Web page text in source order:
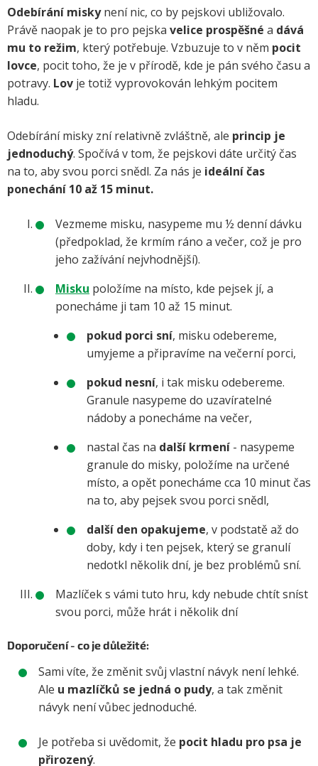
Odebírání miskynení nic, co by pejskovi ubližovalo.
Právě naopak je to pro pejska velice prospěšné a dává
mu to režim, který potřebuje. Vzbuzuje to v něm pocit
lovce, pocit toho, že je v přírodě, kde je pán svého času a
potravy. Lov je totiž vyprovokován lehkým pocitem
hladu.
Odebírání misky zní relativně zvláštně, ale princip je
jednoduchý. Spočívá v tom, že pejskovi dáte určitý čas
na to, aby svou porci snědl. Za nás je ideální čas
ponechání 10 až 15 minut.
Vezmeme misku, nasypeme mu ½ denní dávku
(předpoklad, že krmím ráno a večer, což je pro
jeho zažívání nejvhodnější).
Misku položíme na místo, kde pejsek jí, a
ponecháme ji tam 10 až 15 minut.
pokud porci sní, misku odebereme,
umyjeme a připravíme na večerní porci,
pokud nesní, i tak misku odebereme.
Granule nasypeme do uzavíratelné
nádoby a ponecháme na večer,
nastal čas na další krmení - nasypeme
granule do misky, položíme na určené
místo, a opět ponecháme cca 10 minut čas
na to, aby pejsek svou porci snědl,
další den opakujeme, v podstatě až do
doby, kdy i ten pejsek, který se granulí
nedotkl několik dní, je bez problémů sní.
Mazlíček s vámi tuto hru, kdy nebude chtít sníst
svou porci, může hrát i několik dní
Doporučení - co je důležité:
Sami víte, že změnit svůj vlastní návyk není lehké.
Ale u mazlíčků se jedná o pudy, a tak změnit
návyk není vůbec jednoduché.
Je potřeba si uvědomit, že pocit hladu pro psa je
přirozený.